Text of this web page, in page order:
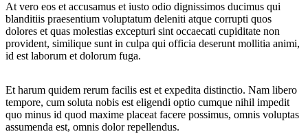
At vero eos et accusamus et iusto odio dignissimos ducimus qui
blanditiis praesentium voluptatum deleniti atque corrupti quos
dolores et quas molestias excepturi sint occaecati cupiditate non
provident, similique sunt in culpa qui officia deserunt mollitia animi,
id est laborum et dolorum fuga.
Et harum quidem rerum facilis est et expedita distinctio. Nam libero
tempore, cum soluta nobis est eligendi optio cumque nihil impedit
quo minus id quod maxime placeat facere possimus, omnis voluptas
assumenda est, omnis dolor repellendus.